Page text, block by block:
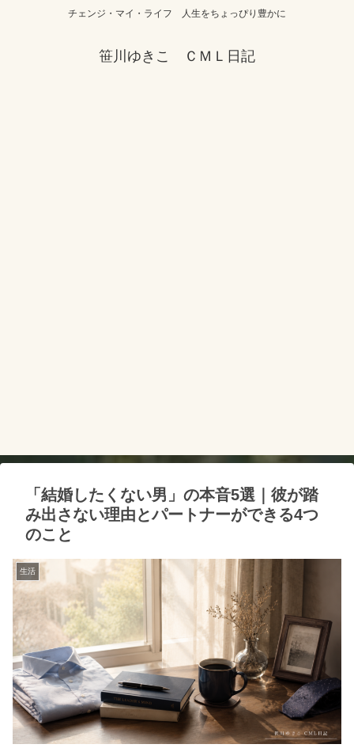
チェンジ・マイ・ライフ 人生をちょっぴり豊かに
笹川ゆきこ ＣＭＬ日記
「結婚したくない男」の本音5選｜彼が踏
み出さない理由とパートナーができる4つ
のこと
生活